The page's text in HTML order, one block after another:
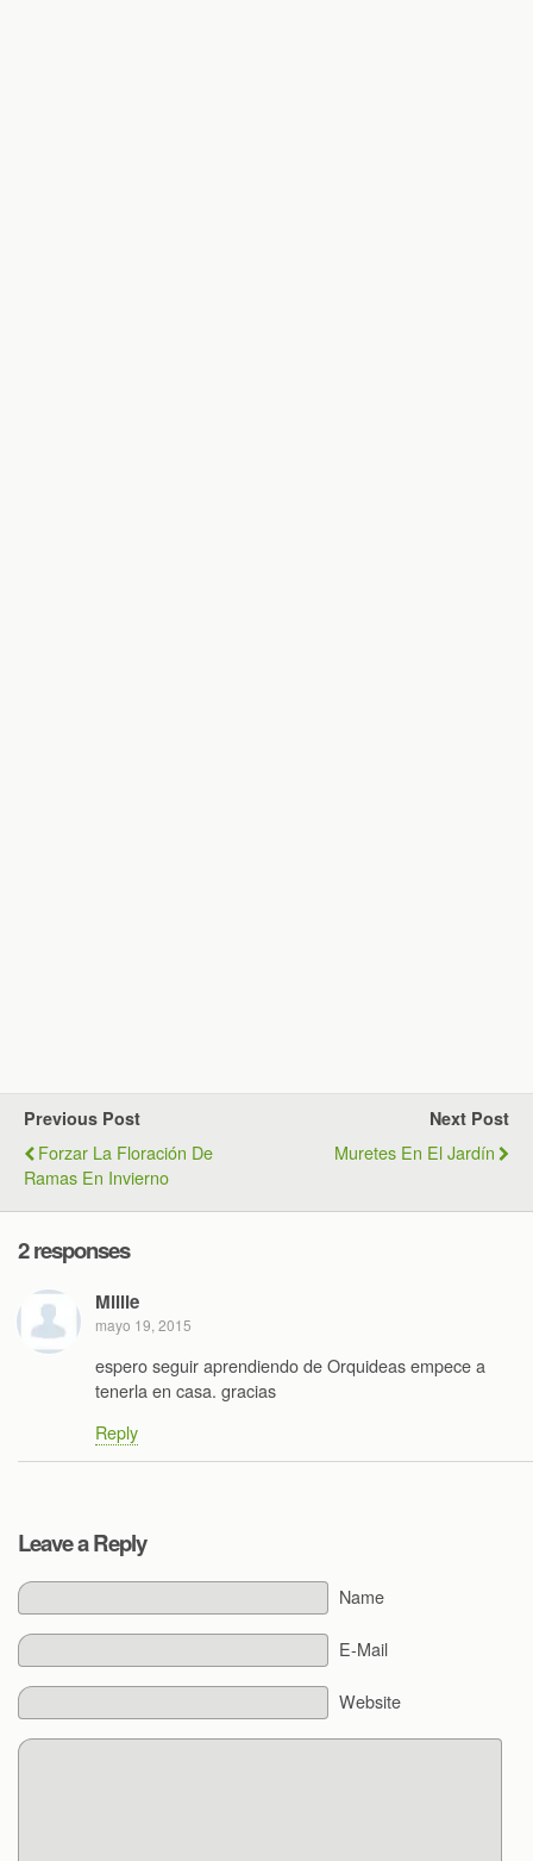
Previous Post
Forzar La Floración De
Ramas En Invierno
Next Post
Muretes En El Jardín
2 responses
Millie
mayo 19, 2015
espero seguir aprendiendo de Orquideas empece a
tenerla en casa. gracias
Reply
Leave a Reply
Name
E-Mail
Website